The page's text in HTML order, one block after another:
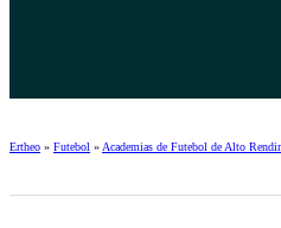
Ertheo » Futebol » Academias de Futebol de Alto